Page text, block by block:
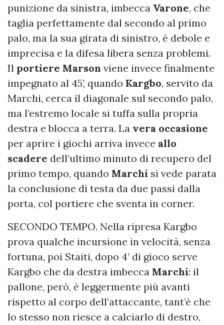
punizione da sinistra, imbecca Varone, che
taglia perfettamente dal secondo al primo
palo, ma la sua girata di sinistro, è debole e
imprecisa e la difesa libera senza problemi.
Il portiere Marson viene invece finalmente
impegnato al 45’, quando Kargbo, servito da
Marchi, cerca il diagonale sul secondo palo,
ma l’estremo locale si tuffa sulla propria
destra e blocca a terra. La vera occasione
per aprire i giochi arriva invece allo
scadere dell’ultimo minuto di recupero del
primo tempo, quando Marchi si vede parata
la conclusione di testa da due passi dalla
porta, col portiere che sventa in corner.
SECONDO TEMPO. Nella ripresa Kargbo
prova qualche incursione in velocità, senza
fortuna, poi Staiti, dopo 4’ di gioco serve
Kargbo che da destra imbecca Marchi: il
pallone, però, è leggermente più avanti
rispetto al corpo dell’attaccante, tant’è che
lo stesso non riesce a calciarlo di destro,